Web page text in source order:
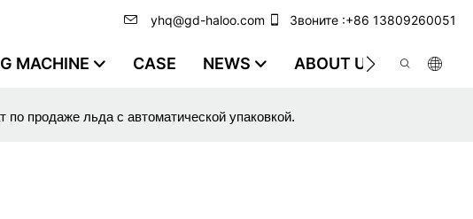
yhq@gd-haloo.com Звоните :+86 13809260051
MACHINE CASE NEWS ABOUT US VIDEO
продаже льда с автоматической упаковкой.